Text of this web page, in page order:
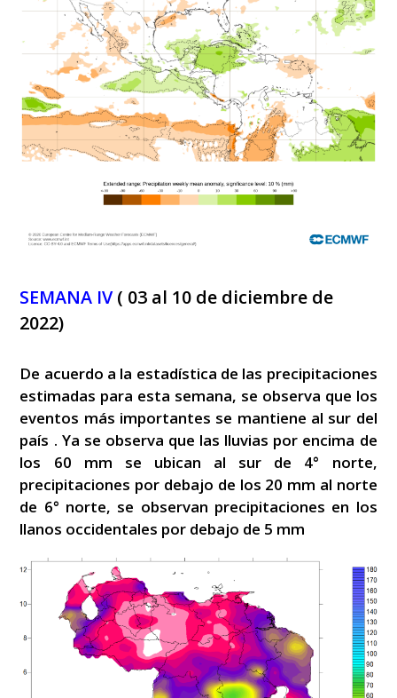
SEMANA IV( 03 al 10 de diciembre de
2022)
De acuerdo a la estadística de las precipitaciones
estimadas para esta semana, se observa que los
eventos más importantes se mantiene al sur del
país . Ya se observa que las lluvias por encima de
los 60 mm se ubican al sur de 4° norte,
precipitaciones por debajo de los 20 mm al norte
de 6° norte, se observan precipitaciones en los
llanos occidentales por debajo de 5 mm